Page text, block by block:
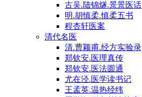
古吴.陆锦燧.景景医话
明.胡慎柔.慎柔五书
程杏轩医案
清代名医
清.曹颖甫.经方实验录
郑钦安.医理真传
郑钦安.医法圆通
尤在泾.医学读书记
王孟英.温热经纬